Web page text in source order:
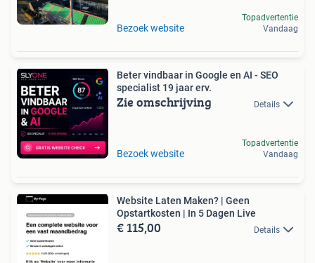
Bezoek website
Topadvertentie
Vandaag
Beter vindbaar in Google en AI - SEO
specialist 19 jaar erv.
Zie omschrijving Details
Bezoek website
Topadvertentie
Vandaag
Website Laten Maken? | Geen
Opstartkosten | In 5 Dagen Live
€ 115,00 Details